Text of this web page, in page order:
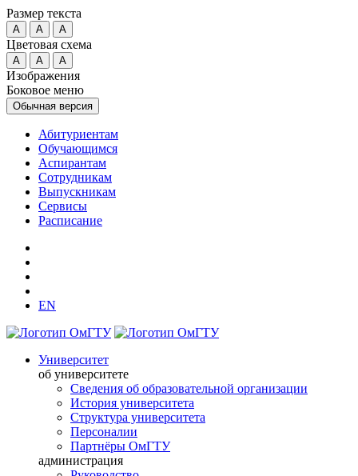
Размер текста
A A A
Цветовая схема
A A A
Изображения
Боковое меню
Обычная версия
Абитуриентам
Обучающимся
Аспирантам
Сотрудникам
Выпускникам
Сервисы
Расписание
EN
Университет
об университете
Сведения об образовательной организации
История университета
Структура университета
Персоналии
Партнёры ОмГТУ
администрация